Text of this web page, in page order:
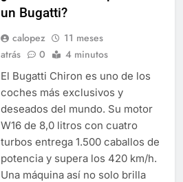
un Bugatti?
calopez
11 meses
atrás
0 4 minutos
El Bugatti Chiron es uno de los
coches más exclusivos y
deseados del mundo. Su motor
W16 de 8,0 litros con cuatro
turbos entrega 1.500 caballos de
potencia y supera los 420 km/h.
Una máquina así no solo brilla